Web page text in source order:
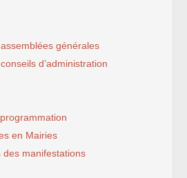
générales
d’administration
en Mairies
manifestations